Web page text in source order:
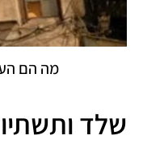
מה הם
שלד